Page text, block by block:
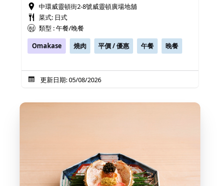
中環威靈頓街2-8號威靈頓廣場地舖
菜式: 日式
類型 : 午餐/晚餐
Omakase
燒肉 平價 / 優惠 午餐 晚餐
更新日期: 05/08/2026